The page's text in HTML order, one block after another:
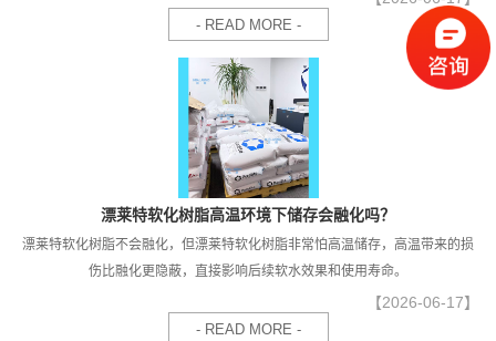
脂作为家用软化水处理的唯一耗材。
- READ MORE -
漂莱特软化树脂高温环境下储存会融化吗？
漂莱特软化树脂不会融化，但漂莱特软化树脂非常怕高温储存，高温带来的损
伤比融化更隐蔽，直接影响后续软水效果和使用寿命。
【2026-06-17】
- READ MORE -